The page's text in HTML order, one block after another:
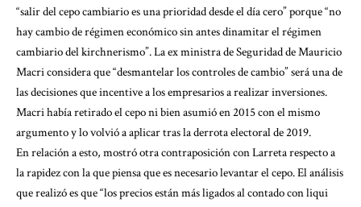
“salir del cepo cambiario es una prioridad desde el día cero” porque “no
hay cambio de régimen económico sin antes dinamitar el régimen
cambiario del kirchnerismo”. La ex ministra de Seguridad de Mauricio
Macri considera que “desmantelar los controles de cambio” será una de
las decisiones que incentive a los empresarios a realizar inversiones.
Macri había retirado el cepo ni bien asumió en 2015 con el mismo
argumento y lo volvió a aplicar tras la derrota electoral de 2019.
En relación a esto, mostró otra contraposición con Larreta respecto a
la rapidez con la que piensa que es necesario levantar el cepo. El análisis
que realizó es que “los precios están más ligados al contado con liqui